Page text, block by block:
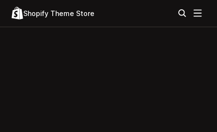
Shopify Theme Store